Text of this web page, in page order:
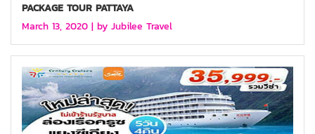
PACKAGE TOUR PATTAYA
March 13, 2020 | by Jubilee Travel